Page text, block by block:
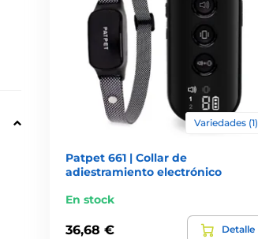
Variedades (1)
Patpet 661 | Collar de
adiestramiento electrónico
En stock
36,68 € Detalle